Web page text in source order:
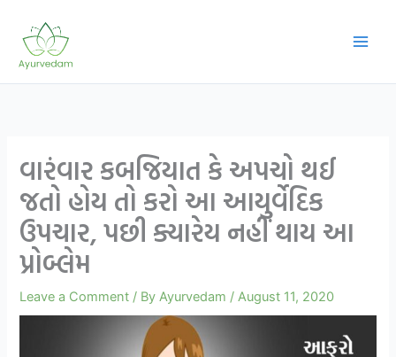
content
વારંવાર કબજિયાત કે અપચો થઈ
જતો હોય તો કરો આ આયુર્વેદિક
ઉપચાર, પછી ક્યારેય નહીં થાય આ
પ્રોબ્લેમ
Leave a Comment / ByAyurvedam /August 11, 2020